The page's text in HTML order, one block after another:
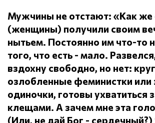
Мужчины не отстают: «Как же
(женщины) получили своим
нытьем. Постоянно им что-то
того, что есть - мало.
вздохну свободно, но нет:
озлобленные феминистки или
одиночки, готовы ухватиться
клещами. А зачем мне эта
(Или, не дай Бог -